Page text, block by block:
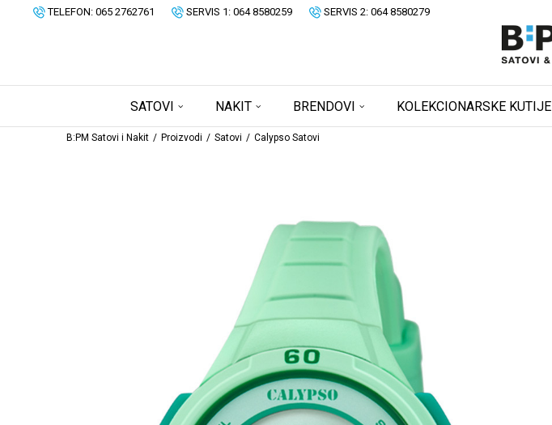
TELEFON: 065 2762761 SERVIS 1: 064 8580259 SERVIS 2: 064 8580279
SATOVI NAKIT BRENDOVI KOLEKCIONARSKE KUTIJE
B:PM Satovi i Nakit Proizvodi Satovi Calypso Satovi